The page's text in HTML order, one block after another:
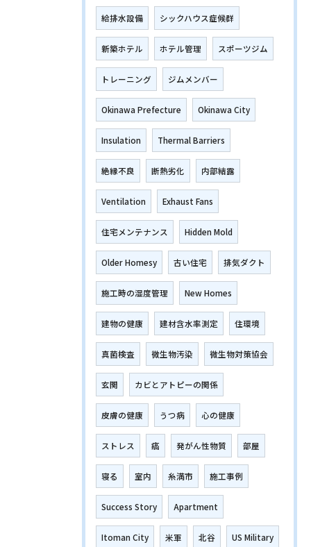
給排水設備 シックハウス症候群
新築ホテル ホテル管理 スポーツジム
トレーニング ジムメンバー
Okinawa Prefecture Okinawa City
Insulation Thermal Barriers
絶縁不良 断熱劣化 内部結露
Ventilation Exhaust Fans
住宅メンテナンス Hidden Mold
Older Homesy 古い住宅 排気ダクト
施工時の湿度管理 New Homes
建物の健康 建材含水率測定 住環境
真菌検査 微生物汚染 微生物対策協会
玄関 カビとアトピーの関係
皮膚の健康 うつ病 心の健康
ストレス 癌 発がん性物質 部屋
寝る 室内 糸満市 施工事例
Success Story Apartment
Itoman City 米軍 北谷 US Military